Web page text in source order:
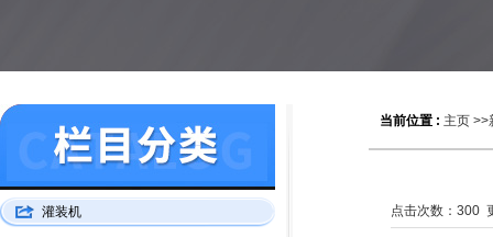
当前位置 : 主页 >>
点击次数： 300
灌装机